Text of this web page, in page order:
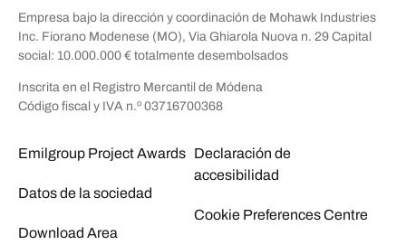
Empresa bajo la dirección y coordinación de Mohawk Industries
Inc. Fiorano Modenese (MO), Via Ghiarola Nuova n. 29 Capital
social: 10.000.000 € totalmente desembolsados
Inscrita en el Registro Mercantil de Módena
Código fiscal y IVA n.º 03716700368
Emilgroup Project Awards
Datos de la sociedad
Download Area
Declaración de
accesibilidad
Cookie Preferences Centre